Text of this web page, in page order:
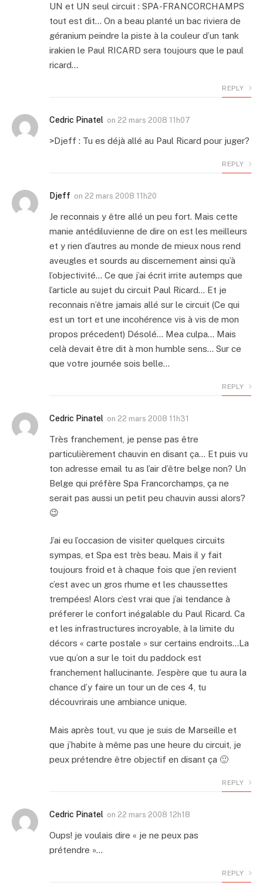
UN et UN seul circuit : SPA-FRANCORCHAMPS
tout est dit… On a beau planté un bac riviera de
géranium peindre la piste à la couleur d’un tank
irakien le Paul RICARD sera toujours que le paul
ricard…
REPLY
Cedric Pinatel on 22 mars 2008 11h07
>Djeff : Tu es déjà allé au Paul Ricard pour juger?
REPLY
Djeff on 22 mars 2008 11h20
Je reconnais y être allé un peu fort. Mais cette
manie antédiluvienne de dire on est les meilleurs
et y rien d’autres au monde de mieux nous rend
aveugles et sourds au discernement ainsi qu’à
l’objectivité… Ce que j’ai écrit irrite autemps que
l’article au sujet du circuit Paul Ricard… Et je
reconnais n’être jamais allé sur le circuit (Ce qui
est un tort et une incohérence vis à vis de mon
propos précedent) Désolé… Mea culpa… Mais
celà devait être dit à mon humble sens… Sur ce
que votre journée sois belle…
REPLY
Cedric Pinatel on 22 mars 2008 11h31
Très franchement, je pense pas être
particulièrement chauvin en disant ça… Et puis vu
ton adresse email tu as l’air d’être belge non? Un
Belge qui préfère Spa Francorchamps, ça ne
serait pas aussi un petit peu chauvin aussi alors?
😉
J’ai eu l’occasion de visiter quelques circuits
sympas, et Spa est très beau. Mais il y fait
toujours froid et à chaque fois que j’en revient
c’est avec un gros rhume et les chaussettes
trempées! Alors c’est vrai que j’ai tendance à
préferer le confort inégalable du Paul Ricard. Ca
et les infrastructures incroyable, à la limite du
décors « carte postale » sur certains endroits…La
vue qu’on a sur le toit du paddock est
franchement hallucinante. J’espère que tu aura la
chance d’y faire un tour un de ces 4, tu
découvrirais une ambiance unique.
Mais après tout, vu que je suis de Marseille et
que j’habite à même pas une heure du circuit, je
peux prétendre être objectif en disant ça 🙂
REPLY
Cedric Pinatel on 22 mars 2008 12h18
Oups! je voulais dire « je ne peux pas
prétendre »…
REPLY